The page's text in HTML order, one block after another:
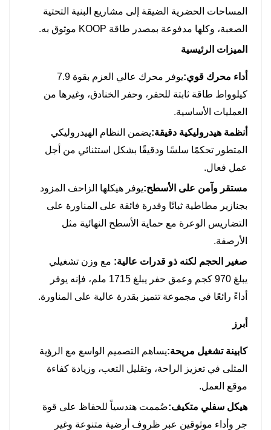
ثبات استثنائي وقدرة رفع عالية
تم تصميمه بوقفة واسعة وثقل موازن محسّن
الكامل.
نظام التثبيت السريع متعدد الاستخدامات
يعزز التنوع بفضل وصلة التوصيل السريع القياسية،
مما يتيح التبديل السريع وبدون أدوات بين الجرافات
والمثاقب والكسارات...
تصميم مريح يركز على المستخدم
توفر مقصورة مريحة ومنخفضة الاهتزاز مع أدوات
تحكم سهلة الاستخدام ورؤية ممتازة، مما يقلل من
إجهاد المشغل أثناء فترات العمل الطويلة.
هيكل متين وسهل الصيانة
تم تصنيعه بمكونات معززة ويتميز بنقاط تشحيم
العمر ووقت التشغيل العالي.
شبكة دعم عالمية شاملة
الغيار الأصلية، والدعم الفني المتخصص في جميع
المساحات الحضرية الضيقة إلى مشاريع البنية التحتية
الصعبة، وكلها مدفوعة بمصدر طاقة KOOP موثوق به.
الميزات الرئيسية
أداء محرك قوي:
يوفر محرك عالي العزم بقوة 7.9
كيلوواط طاقة ثابتة للحفر، وحفر الخنادق، وغيرها من
العمليات الأساسية.
أنظمة هيدروليكية دقيقة:يضمن النظام الهيدروليكي
المتطور تحكمًا سلسًا ودقيقًا بشكل استثنائي من أجل
عمل فعال.
مستقر وآمن على الأسطح:يوفر هيكلها الزاحف المزود
بجنازير مطاطية ثباتًا وقدرة فائقة على المناورة على
التضاريس الوعرة مع حماية الأسطح النهائية مثل
الأرصفة.
صغير الحجم لكنه ذو قدرات عالية: مع وزن تشغيلي
يبلغ 970 كجم وعمق حفر يبلغ 1715 ملم، فإنه يوفر
أداءً رائعًا في مجموعة تتميز بقدرة عالية على المناورة.
أبرز
كابينة تشغيل مريحة:يساهم التصميم الواسع مع الرؤية
المثلى في تعزيز الراحة، وتقليل التعب، وزيادة كفاءة
موقع العمل.
هيكل سفلي متكيف:صُممت هندسياً للحفاظ على قوة
جر وأداء موثوقين عبر ظروف أرضية متنوعة وغير